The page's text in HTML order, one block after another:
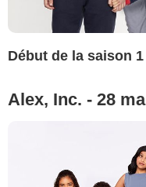
Début de la saison 1
Alex, Inc. - 28